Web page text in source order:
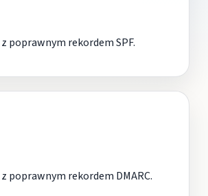
poprawnym rekordem SPF.
poprawnym rekordem DMARC.